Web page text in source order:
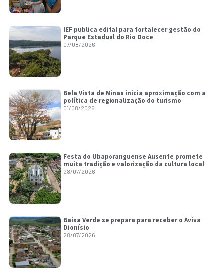
IEF publica edital para fortalecer gestão do
Parque Estadual do Rio Doce
07/08/2026
Bela Vista de Minas inicia aproximação com a
política de regionalização do turismo
01/08/2026
Festa do Ubaporanguense Ausente promete
muita tradição e valorização da cultura local
28/07/2026
Baixa Verde se prepara para receber o Aviva
Dionísio
28/07/2026